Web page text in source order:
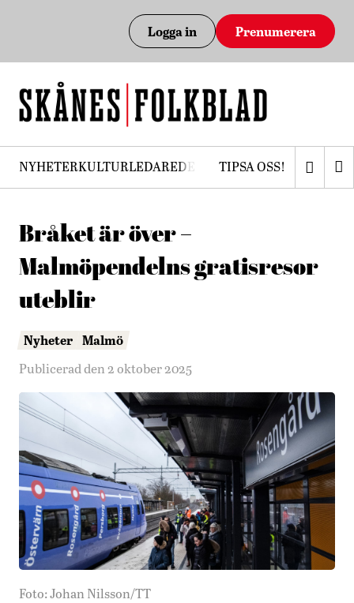
Logga in Prenumerera
NYHETERKULTURLEDAREDEBATTPRENUMERERA
TIPSA OSS!
Bråket är över –
Malmöpendelns gratisresor
uteblir
Nyheter Malmö
Publicerad den 2 oktober 2025
Foto: Johan Nilsson/TT